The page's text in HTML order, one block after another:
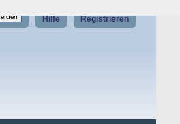
Registrieren
Hilfe